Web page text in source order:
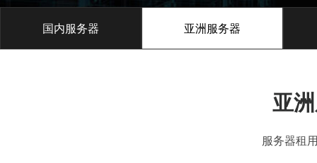
国内服务器 亚洲服务器
亚
服务器租